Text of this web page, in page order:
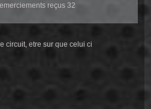
reçus 32
circuit, etre sur que celui ci